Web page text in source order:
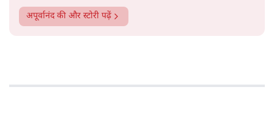
अपूर्वानंदकी और स्टोरी पढ़ें